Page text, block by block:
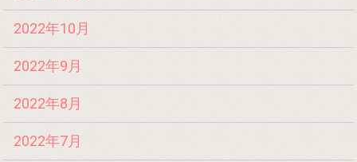
2022年10月
2022年9月
2022年8月
2022年7月